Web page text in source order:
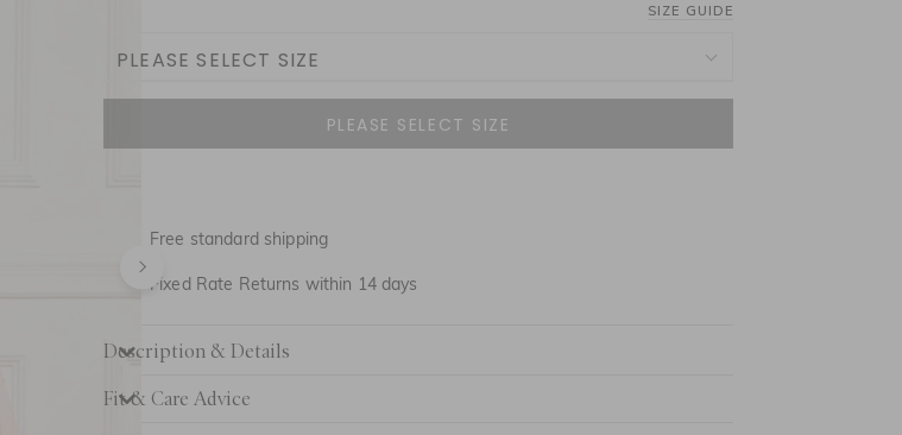
SIZE GUIDE
PLEASE SELECT SIZE
UK 4
UK 10
Free standard shipping
Fixed Rate Returns within 14 days
Description & Details
Fit & Care Advice